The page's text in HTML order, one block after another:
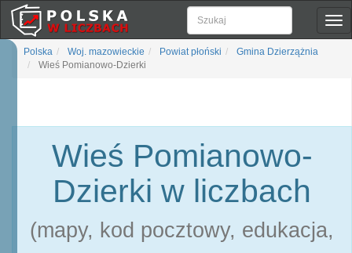
Polska Woj. mazowieckie Powiat płoński
Gmina Dzierzążnia
Wieś Pomianowo-Dzierki
Wieś Pomianowo-
Dzierki w liczbach
(mapy, kod pocztowy, edukacja,